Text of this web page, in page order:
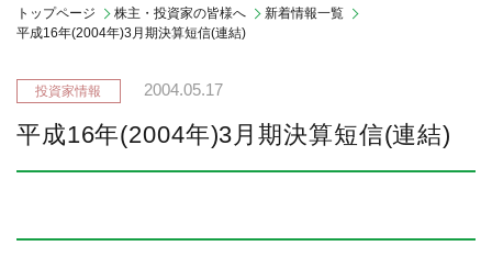
トップページ 株主・投資家の皆様へ
新着情報一覧
平成16年(2004年)3月期決算短信(連結)
2004.05.17
平成16年(2004年)3月期決算短信(連結)